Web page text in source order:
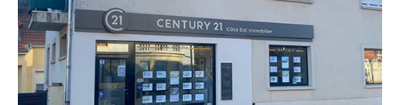
CENTURY 21 Côté Est Immobilier
93 rue François Simon
ST JULIEN LES METZ - 57070